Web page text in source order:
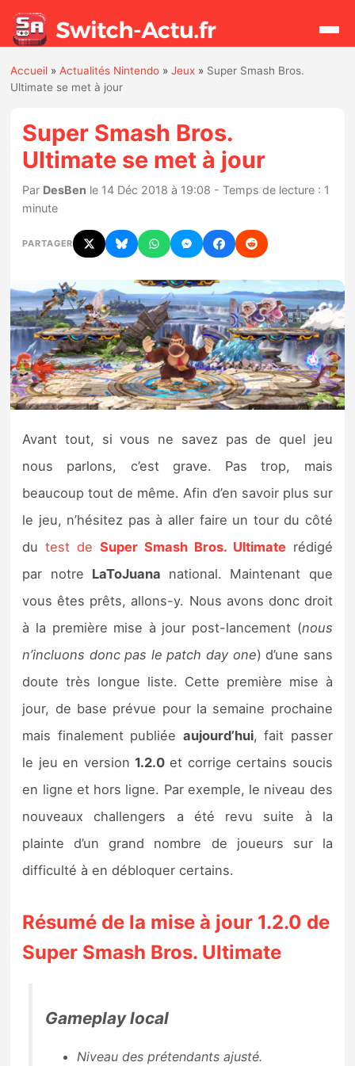
Actualités
Jeux
Hardware
Chiffres de ventes
Rumeurs
Nintendo Direct
Tests et previews
Tests de jeux
Tests d’accessoires
Autres tests
Previews
Précommandes
Précommandes jeux Switch 2
Sorties de jeux
Bons plans
Guides
Accueil »Actualités Nintendo »Jeux » Super Smash Bros.
Ultimate se met à jour
Super Smash Bros.
Ultimate se met à jour
Par DesBen le 14 Déc 2018 à 19:08 - Temps de lecture : 1
minute
PARTAGER
Avant tout, si vous ne savez pas de quel jeu
nous parlons, c’est grave. Pas trop, mais
beaucoup tout de même. Afin d’en savoir plus sur
le jeu, n’hésitez pas à aller faire un tour du côté
dutest deSuper Smash Bros. Ultimaterédigé
par notre LaToJuana national. Maintenant que
vous êtes prêts, allons-y. Nous avons donc droit
à la première mise à jour post-lancement (nous
n’incluons donc pas le patch day one) d’une sans
doute très longue liste. Cette première mise à
jour, de base prévue pour la semaine prochaine
mais finalement publiée aujourd’hui, fait passer
le jeu en version 1.2.0et corrige certains soucis
en ligne et hors ligne. Par exemple, le niveau des
nouveaux challengers a été revu suite à la
plainte d’un grand nombre de joueurs sur la
difficulté à en débloquer certains.
Résumé de la mise à jour 1.2.0 de
Super Smash Bros. Ultimate
Gameplay local
Niveau des prétendants ajusté.